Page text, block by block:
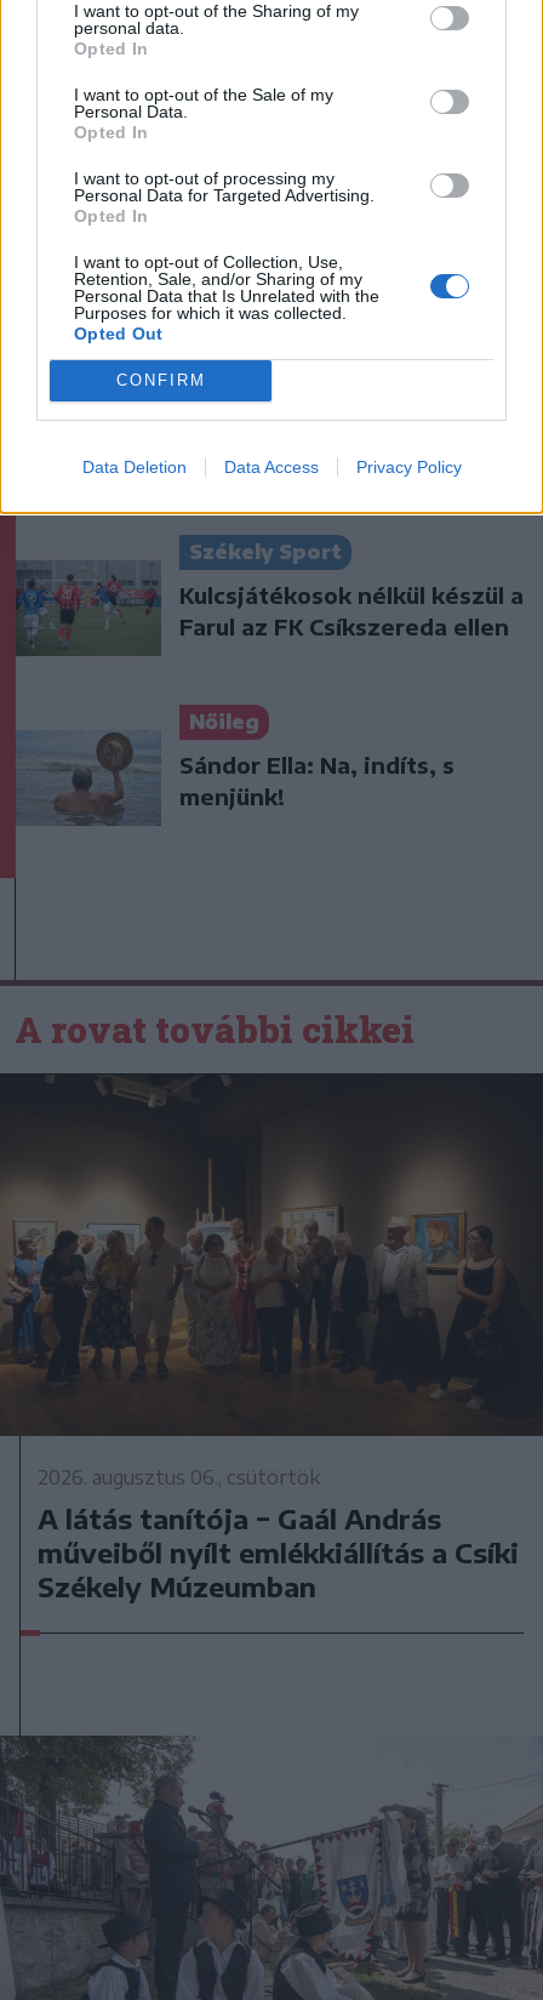
I want to opt-out of the Sharing of my
personal data.
Opted In
I want to opt-out of the Sale of my
Personal Data.
Opted In
I want to opt-out of processing my
Personal Data for Targeted Advertising.
Opted In
I want to opt-out of Collection, Use,
Retention, Sale, and/or Sharing of my
Personal Data that Is Unrelated with the
Purposes for which it was collected.
Opted Out
CONFIRM
Data Deletion Data Access Privacy Policy
Tizenegy település maradhat
víz nélkül Udvarhelyszéken
Székely Sport
Látványos meccs nyitotta a
Szuperliga negyedik
fordulóját (videóval)
Krónika
Putyin egy NATO-tagállam
megtámadására készül az
Székely Sport
Kulcsjátékosok nélkül készül a
Farul az FK Csíkszereda ellen
Nőileg
Sándor Ella: Na, indíts, s
menjünk!
A rovat további cikkei
2026. augusztus 06., csütörtök
A látás tanítója − Gaál András
műveiből nyílt emlékkiállítás a Csíki
Székely Múzeumban